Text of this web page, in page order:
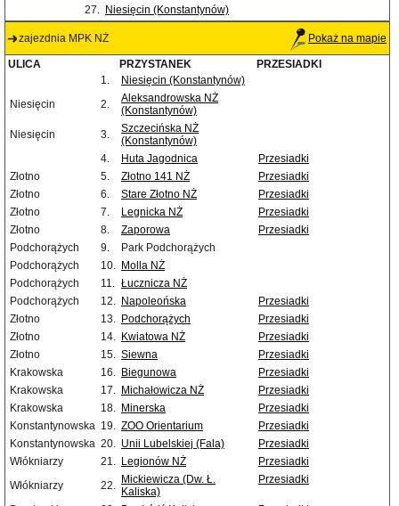
27. Niesięcin (Konstantynów)
zajezdnia MPK NŻ Pokaż na mapie
ULICA PRZYSTANEK
PRZESIADKI
1.
Niesięcin (Konstantynów)
Niesięcin
2.
Aleksandrowska NŻ
(Konstantynów)
Niesięcin
3.
Szczecińska NŻ
(Konstantynów)
4.
Huta Jagodnica
Przesiadki
Złotno
5. Złotno 141 NŻ
Przesiadki
Złotno
6. Stare Złotno NŻ
Przesiadki
Złotno
7. Legnicka NŻ
Przesiadki
Złotno
8. Zaporowa
Przesiadki
Podchorążych
9.
Park Podchorążych
Podchorążych
10. Molla NŻ
Podchorążych
11. Łucznicza NŻ
Podchorążych
12. Napoleońska
Przesiadki
Złotno
13. Podchorążych
Przesiadki
Złotno
14. Kwiatowa NŻ
Przesiadki
Złotno
15. Siewna
Przesiadki
Krakowska
16. Biegunowa
Przesiadki
Krakowska
17. Michałowicza NŻ
Przesiadki
Krakowska
18. Minerska
Przesiadki
Konstantynowska 19. ZOO Orientarium
Przesiadki
Konstantynowska 20. Unii Lubelskiej (Fala)
Przesiadki
Włókniarzy
21. Legionów NŻ
Przesiadki
Włókniarzy
22. Mickiewicza (Dw. Ł.
Kaliska)
Przesiadki